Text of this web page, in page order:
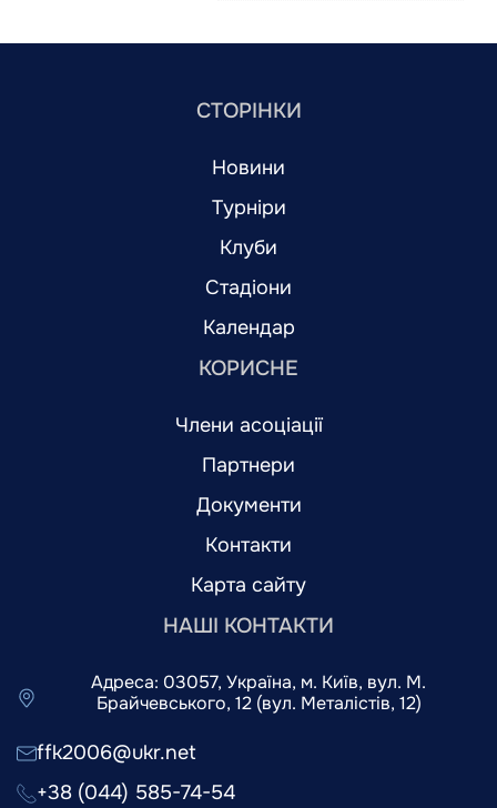
СТОРІНКИ
Новини
Турніри
Клуби
Стадіони
Календар
КОРИСНЕ
Члени асоціації
Партнери
Документи
Контакти
Карта сайту
НАШІ КОНТАКТИ
Адреса: 03057, Україна, м. Київ, вул. М.
Брайчевського, 12 (вул. Металістів, 12)
ffk2006@ukr.net
+38 (044) 585-74-54